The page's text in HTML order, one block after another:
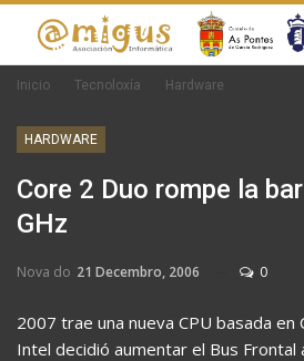
Inicio Tecnoloxía Hardware
HARDWARE
Core 2 Duo rompe la
GHz
Nova do 21 Decembro, 2006 0
2007 trae una nueva CPU basada en
Intel decidió aumentar el Bus Frontal